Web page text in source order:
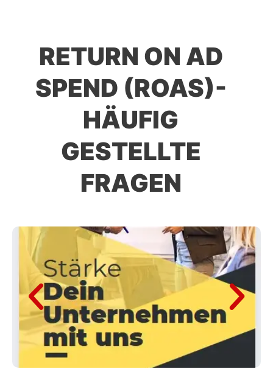
RETURN ON AD
SPEND (ROAS)-
HÄUFIG
GESTELLTE
FRAGEN